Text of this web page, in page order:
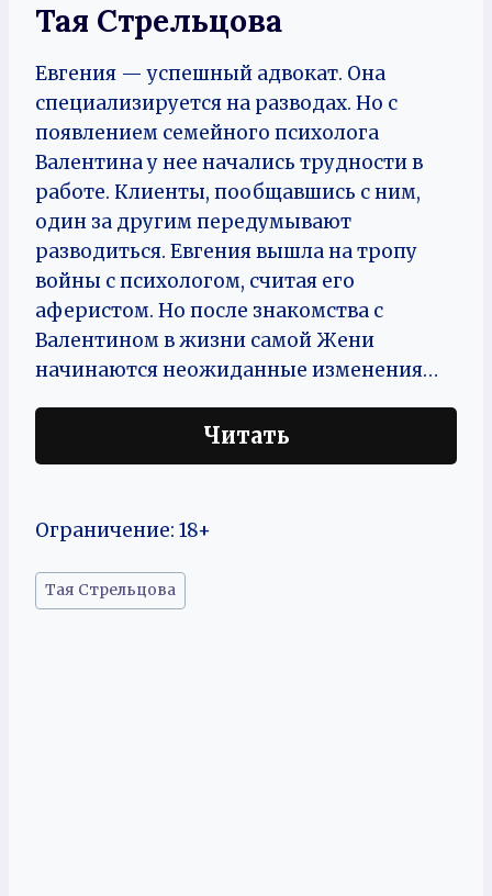
Тая Стрельцова
Евгения — успешный адвокат. Она
специализируется на разводах. Но с
появлением семейного психолога
Валентина у нее начались трудности в
работе. Клиенты, пообщавшись с ним,
один за другим передумывают
разводиться. Евгения вышла на тропу
войны с психологом, считая его
аферистом. Но после знакомства с
Валентином в жизни самой Жени
начинаются неожиданные изменения…
Читать
Ограничение: 18+
Метки
записи:
Тая Стрельцова